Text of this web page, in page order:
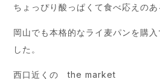
ちょっぴり酸っぱくて食べ応えのあ
岡山でも本格的なライ麦パンを購
した。
西口近くの the market